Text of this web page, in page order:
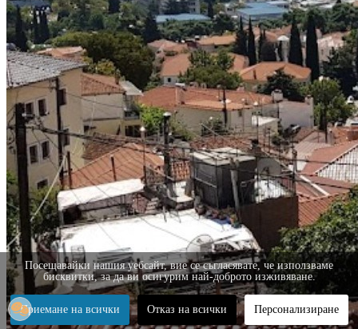
Посещавайки нашия уебсайт, вие се съгласявате, че използваме
бисквитки, за да ви осигурим най-доброто изживяване.
Приемане на всички Отказ на всички Персонализиране